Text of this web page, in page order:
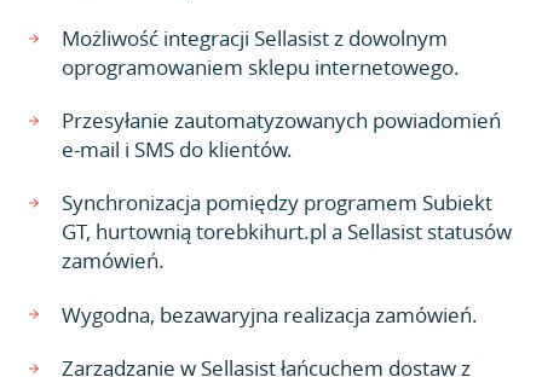
Możliwość integracji Sellasist z dowolnym
oprogramowaniem sklepu internetowego.
Przesyłanie zautomatyzowanych powiadomień
e-mail i SMS do klientów.
Synchronizacja pomiędzy programem Subiekt
GT, hurtownią torebkihurt.pl a Sellasist statusów
zamówień.
Wygodna, bezawaryjna realizacja zamówień.
Zarządzanie w Sellasist łańcuchem dostaw z